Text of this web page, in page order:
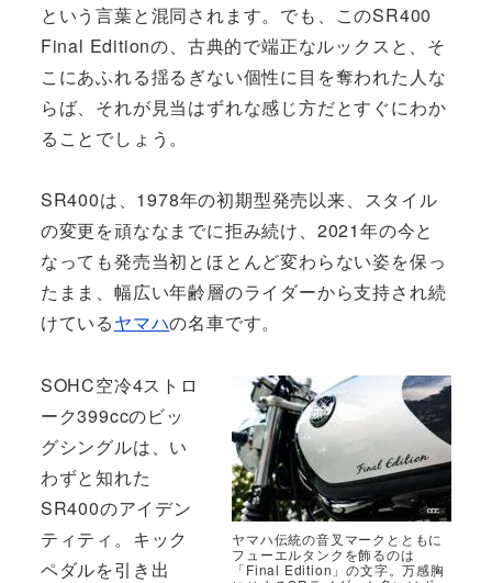
という言葉と混同されます。でも、このSR400
Final Editionの、古典的で端正なルックスと、そ
こにあふれる揺るぎない個性に目を奪われた人な
らば、それが見当はずれな感じ方だとすぐにわか
ることでしょう。
SR400は、1978年の初期型発売以来、スタイル
の変更を頑ななまでに拒み続け、2021年の今と
なっても発売当初とほとんど変わらない姿を保っ
たまま、幅広い年齢層のライダーから支持され続
けているヤマハの名車です。
ヤマハ伝統の音叉マークとともに
フューエルタンクを飾るのは
「Final Edition」の文字。万感胸
SOHC空冷4ストロ
ーク399ccのビッ
グシングルは、い
わずと知れた
SR400のアイデン
ティティ。キック
ペダルを引き出